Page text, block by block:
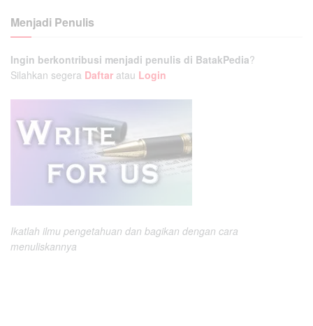
Menjadi Penulis
Ingin berkontribusi menjadi penulis di BatakPedia?
Silahkan segera Daftar atau Login
Ikatlah ilmu pengetahuan dan bagikan dengan cara
menuliskannya